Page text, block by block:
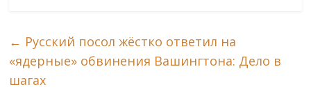
← Русский посол жёстко ответил на
«ядерные» обвинения Вашингтона: Дело в
шагах